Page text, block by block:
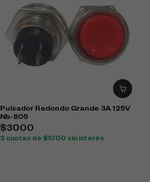
Pulsador Redondo Grande 3A 125V
Nb-805
$3000
3 cuotas de $1000 sin interés